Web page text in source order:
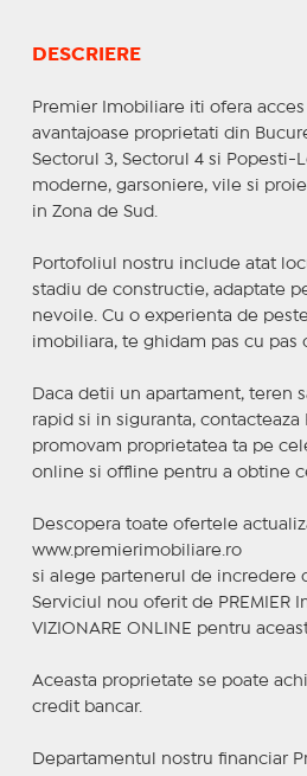
DESCRIERE
Premier Imobiliare iti ofera
avantajoase proprietati din
Sectorul 3, Sectorul 4 si Popesti-
moderne, garsoniere, vile si
in Zona de Sud.
Portofoliul nostru include atat
stadiu de constructie, adaptate
nevoile. Cu o experienta de
imobiliara, te ghidam pas cu pas
Daca detii un apartament, teren
rapid si in siguranta,
promovam proprietatea ta pe
online si offline pentru a obtine
Descopera toate ofertele
www.premierimobiliare.ro
si alege partenerul de incredere
Serviciul nou oferit de PREMIER
VIZIONARE ONLINE pentru
Aceasta proprietate se poate
credit bancar.
Departamentul nostru financiar